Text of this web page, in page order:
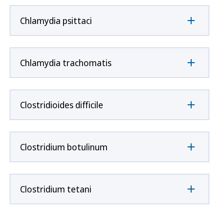
Chlamydia psittaci
Chlamydia trachomatis
Clostridioides difficile
Clostridium botulinum
Clostridium tetani